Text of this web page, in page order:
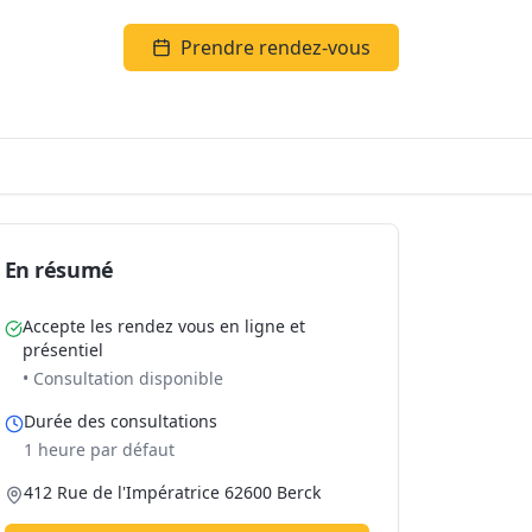
Prendre rendez-vous
En résumé
Accepte les rendez vous en ligne et
présentiel
• Consultation disponible
Durée des consultations
1 heure par défaut
412 Rue de l'Impératrice 62600 Berck